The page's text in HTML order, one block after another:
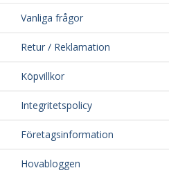
Vanliga frågor
Retur / Reklamation
Köpvillkor
Integritetspolicy
Företagsinformation
Hovabloggen